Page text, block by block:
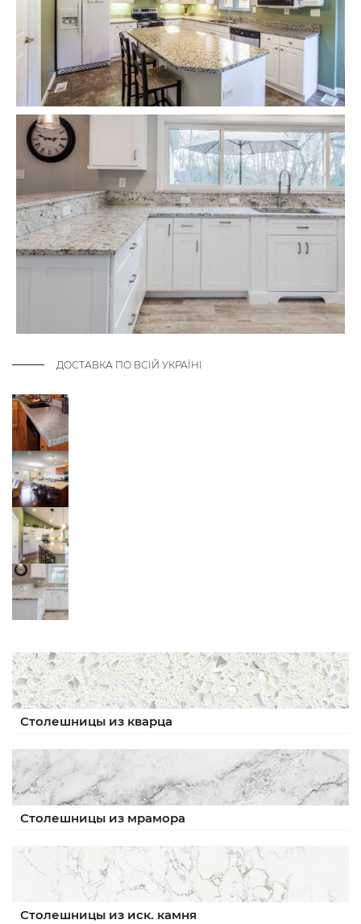
ДОСТАВКА ПО ВСІЙ УКРАЇНІ
Столешницы из кварца
Столешницы из мрамора
Столешницы из иск. камня